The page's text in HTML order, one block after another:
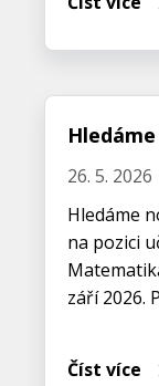
Hledáme
26. 5. 2026
Hledáme
na pozici
září 2026.
Číst více